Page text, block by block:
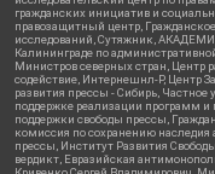
гражданских инициатив и
правозащитный центр,
исследований, Сутяжник,
Калининграде по
Министров северных стран, Центр
содействие, Интернешнл-Р, Центр
развития прессы - Сибирь, Частное
поддержке реализации программ и
поддержки свободы прессы,
комиссия по сохранению
прессы, Институт Развития
вердикт, Евразийская